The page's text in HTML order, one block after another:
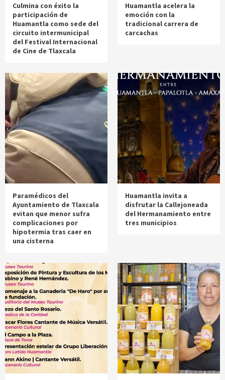
Culmina con éxito la
participación de
Huamantla como sede del
circuito intermunicipal
del Festival Internacional
de Cine de Tlaxcala
Huamantla acelera la
emoción con la
tradicional carrera de
carcachas
Paramédicos del
Ayuntamiento de Tlaxcala
evitan que menor sufra
complicaciones por
hipotermia tras caer en
una cisterna
Huamantla invita a
disfrutar la Callejoneada
del Hermanamiento entre
tres municipios